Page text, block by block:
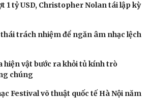
1 tỷ USD, Christopher Nolan tái lập kỳ
trách nhiệm để ngăn âm nhạc lệch
hiện vật bước ra khỏi tủ kính trò
chúng
Festival võ thuật quốc tế Hà Nội năm